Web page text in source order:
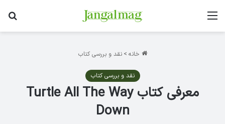
منو
خانه > نقد و بررسی کتاب
نقد و بررسی کتاب
معرفی کتاب Turtle All The Way
Down